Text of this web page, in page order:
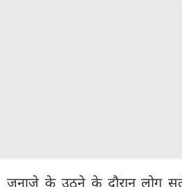
जनाजे के उठने के दौरान लोग